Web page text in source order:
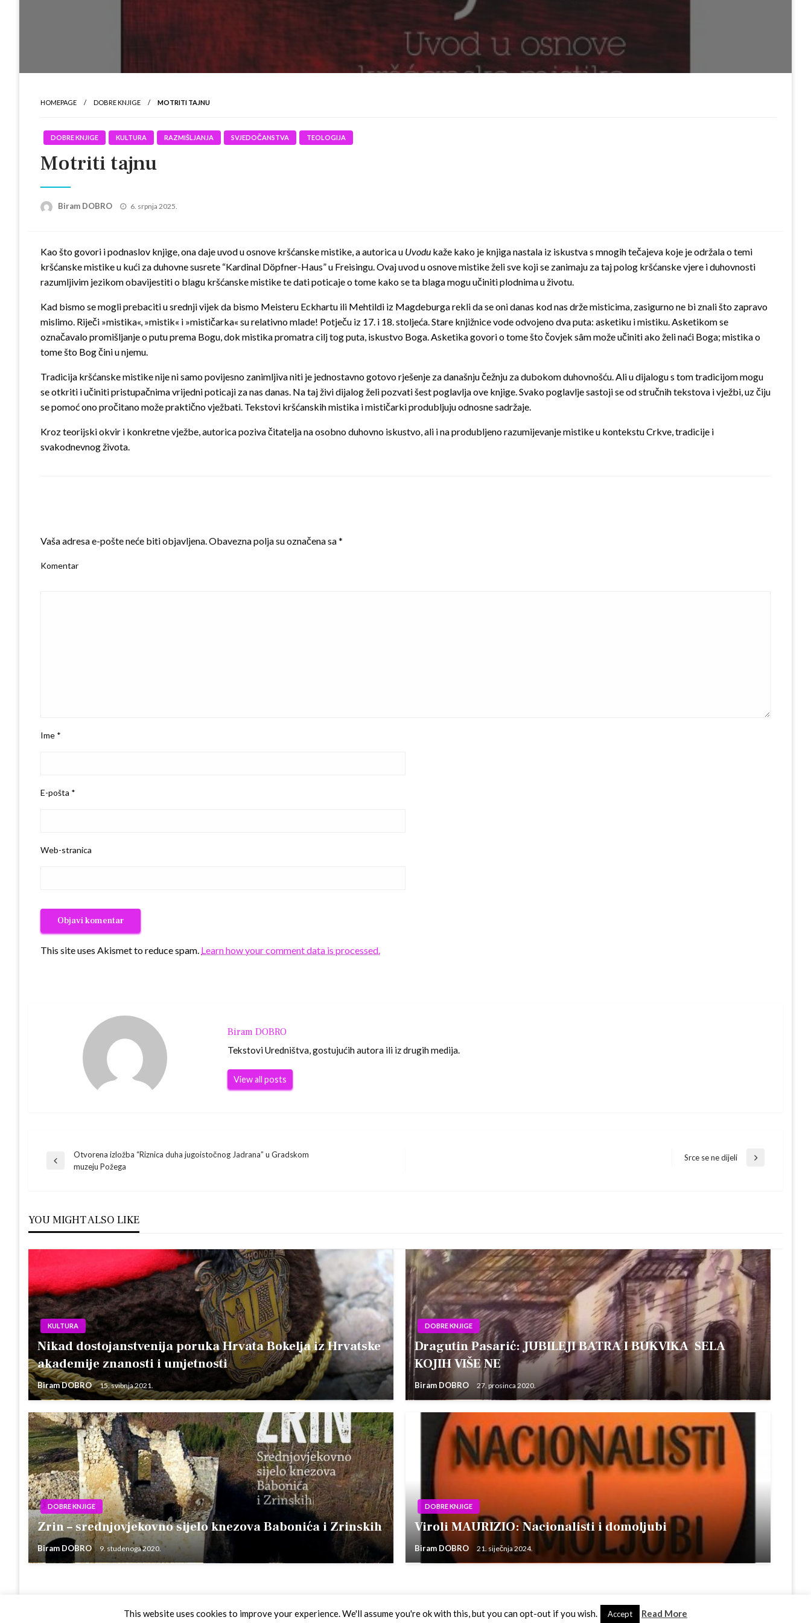
HOMEPAGE DOBRE KNJIGE MOTRITI TAJNU
DOBRE KNJIGE KULTURA RAZMIŠLJANJA SVJEDOČANSTVA TEOLOGIJA
Motriti tajnu
Biram DOBRO
Posted
6. srpnja 2025.
Kao što govori i podnaslov knjige, ona daje uvod u osnove kršćanske mistike, a autorica u Uvodu kaže kako je knjiga nastala iz iskustva s mnogih tečajeva koje je održala o temi
kršćanske mistike u kući za duhovne susrete “Kardinal Döpfner-Haus” u Freisingu. Ovaj uvod u osnove mistike želi sve koji se zanimaju za taj polog kršćanske vjere i duhovnosti
razumljivim jezikom obavijestiti o blagu kršćanske mistike te dati poticaje o tome kako se ta blaga mogu učiniti plodnima u životu.
Kad bismo se mogli prebaciti u srednji vijek da bismo Meisteru Eckhartu ili Mehtildi iz Magdeburga rekli da se oni danas kod nas drže misticima, zasigurno ne bi znali što zapravo
mislimo. Riječi »mistika«, »mistik« i »mističarka« su relativno mlade! Potječu iz 17. i 18. stoljeća. Stare knjižnice vode odvojeno dva puta: asketiku i mistiku. Asketikom se
označavalo promišljanje o putu prema Bogu, dok mistika promatra cilj tog puta, iskustvo Boga. Asketika govori o tome što čovjek sâm može učiniti ako želi naći Boga; mistika o
tome što Bog čini u njemu.
Tradicija kršćanske mistike nije ni samo povijesno zanimljiva niti je jednostavno gotovo rješenje za današnju čežnju za dubokom duhovnošću. Ali u dijalogu s tom tradicijom mogu
se otkriti i učiniti pristupačnima vrijedni poticaji za nas danas. Na taj živi dijalog želi pozvati šest poglavlja ove knjige. Svako poglavlje sastoji se od stručnih tekstova i vježbi, uz čiju
se pomoć ono pročitano može praktično vježbati. Tekstovi kršćanskih mistika i mističarki produbljuju odnosne sadržaje.
Kroz teorijski okvir i konkretne vježbe, autorica poziva čitatelja na osobno duhovno iskustvo, ali i na produbljeno razumijevanje mistike u kontekstu Crkve, tradicije i
svakodnevnog života.
Vaša adresa e-pošte neće biti objavljena.Obavezna polja su označena sa*
Komentar
Ime *
E-pošta *
Web-stranica
This site uses Akismet to reduce spam. Learn how your comment data is processed.
Biram DOBRO
Tekstovi Uredništva, gostujućih autora ili iz drugih medija.
View all posts
Navigacija
Previous
Otvorena izložba “Riznica duha jugoistočnog Jadrana” u Gradskom
muzeju Požega
Next
Srce se ne dijeli
YOU MIGHT ALSO LIKE
KULTURA
Nikad dostojanstvenija poruka Hrvata Bokelja iz Hrvatske
akademije znanosti i umjetnosti
Biram DOBRO 15. svibnja 2021.
DOBRE KNJIGE
Dragutin Pasarić: JUBILEJI BATRA I BUKVIKA SELA
KOJIH VIŠE NE
Biram DOBRO 27. prosinca 2020.
DOBRE KNJIGE
Zrin – srednjovjekovno sijelo knezova Babonića i Zrinskih
Biram DOBRO 9. studenoga 2020.
DOBRE KNJIGE
Viroli MAURIZIO: Nacionalisti i domoljubi
Biram DOBRO 21. siječnja 2024.
Theme by Silk ThemesThis website uses cookies to improve your experience. We'll assume you're ok with this, but you can opt-out if you wish. Accept Read More